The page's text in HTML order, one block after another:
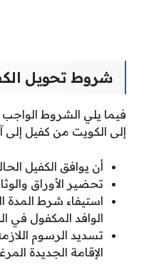
شروط تحويل
فيما يلي الشروط الواجب
إلى الكويت من كفيل إلى
أن يوافق الكفيل
تحضير الأوراق
استيفاء شرط المدة
الوافد المكفول في
تسديد الرسوم
الإقامة الجديدة